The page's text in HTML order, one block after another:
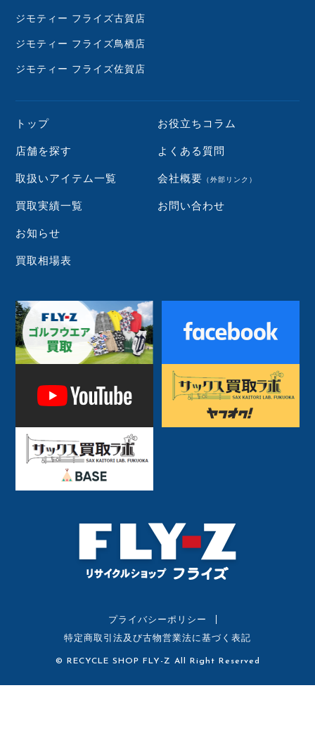
ジモティー フライズ古賀店
ジモティー フライズ鳥栖店
ジモティー フライズ佐賀店
トップ
店舗を探す
取扱いアイテム一覧
買取実績一覧
お知らせ
買取相場表
お役立ちコラム
よくある質問
会社概要 （外部リンク）
お問い合わせ
プライバシーポリシー
特定商取引法及び古物営業法に基づく表記
© RECYCLE SHOP FLY-Z All Right Reserved